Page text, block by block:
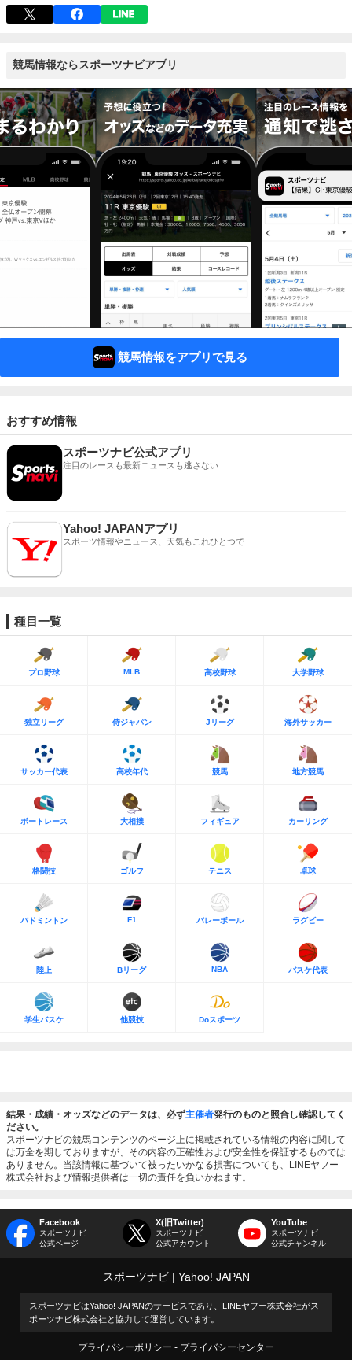
競馬情報ならスポーツナビアプリ
競馬情報をアプリで見る
おすすめ情報
スポーツナビ公式アプリ
注目のレースも最新ニュースも逃さない
Yahoo! JAPANアプリ
スポーツ情報やニュース、天気もこれひとつで
種目一覧
プロ野球 MLB 高校野球 大学野球
独立リーグ 侍ジャパン Jリーグ 海外サッカー
サッカー代表 高校年代 競馬 地方競馬
ボートレース 大相撲 フィギュア カーリング
格闘技 ゴルフ テニス 卓球
バドミントン F1 バレーボール ラグビー
陸上 Bリーグ NBA バスケ代表
学生バスケ 他競技 Doスポーツ
結果・成績・オッズなどのデータは、必ず主催者発行のものと照合し確認してく
ださい。
スポーツナビの競馬コンテンツのページ上に掲載されている情報の内容に関して
は万全を期しておりますが、その内容の正確性および安全性を保証するものでは
ありません。当該情報に基づいて被ったいかなる損害についても、LINEヤフー
株式会社および情報提供者は一切の責任を負いかねます。
Facebook
スポーツナビ
公式ページ
X(旧Twitter)
スポーツナビ
公式アカウント
YouTube
スポーツナビ
公式チャンネル
スポーツナビ Yahoo! JAPAN
スポーツナビはYahoo! JAPANのサービスであり、LINEヤフー株式会社がス
ポーツナビ株式会社と協力して運営しています。
プライバシーポリシー プライバシーセンター